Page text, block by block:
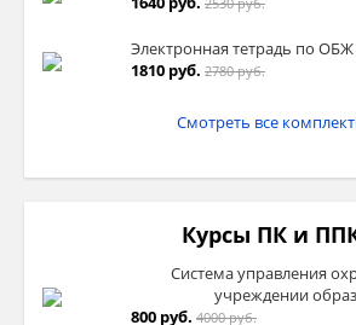
Электронная тетрадь по
1810 руб. 2780 руб.
Смотреть все
Курсы ПК и
Система управления
учреждении
800 руб. 4000 руб.